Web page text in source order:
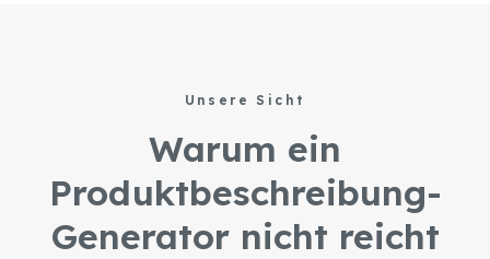
Unsere Sicht
Warum ein
Produktbeschreibung-
Generator nicht reicht